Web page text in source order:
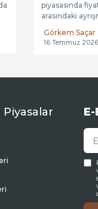
piyasasında
arasındaki
Görkem Saçar
16 Temmuz 2026